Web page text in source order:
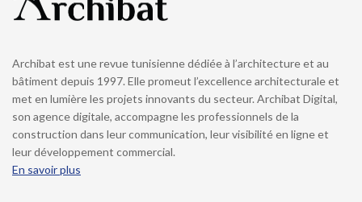
Archibat est une revue tunisienne dédiée à l’architecture et au
bâtiment depuis 1997. Elle promeut l’excellence architecturale et
met en lumière les projets innovants du secteur. Archibat Digital,
son agence digitale, accompagne les professionnels de la
construction dans leur communication, leur visibilité en ligne et
leur développement commercial.
En savoir plus